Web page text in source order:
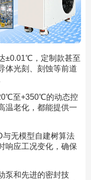
±0.01℃，定制款甚至
体光刻、刻蚀等前道
至+350℃的动态控
温老化，都能提供一
与无模型自建树算法
响应工况变化，确保
泵和先进的密封技